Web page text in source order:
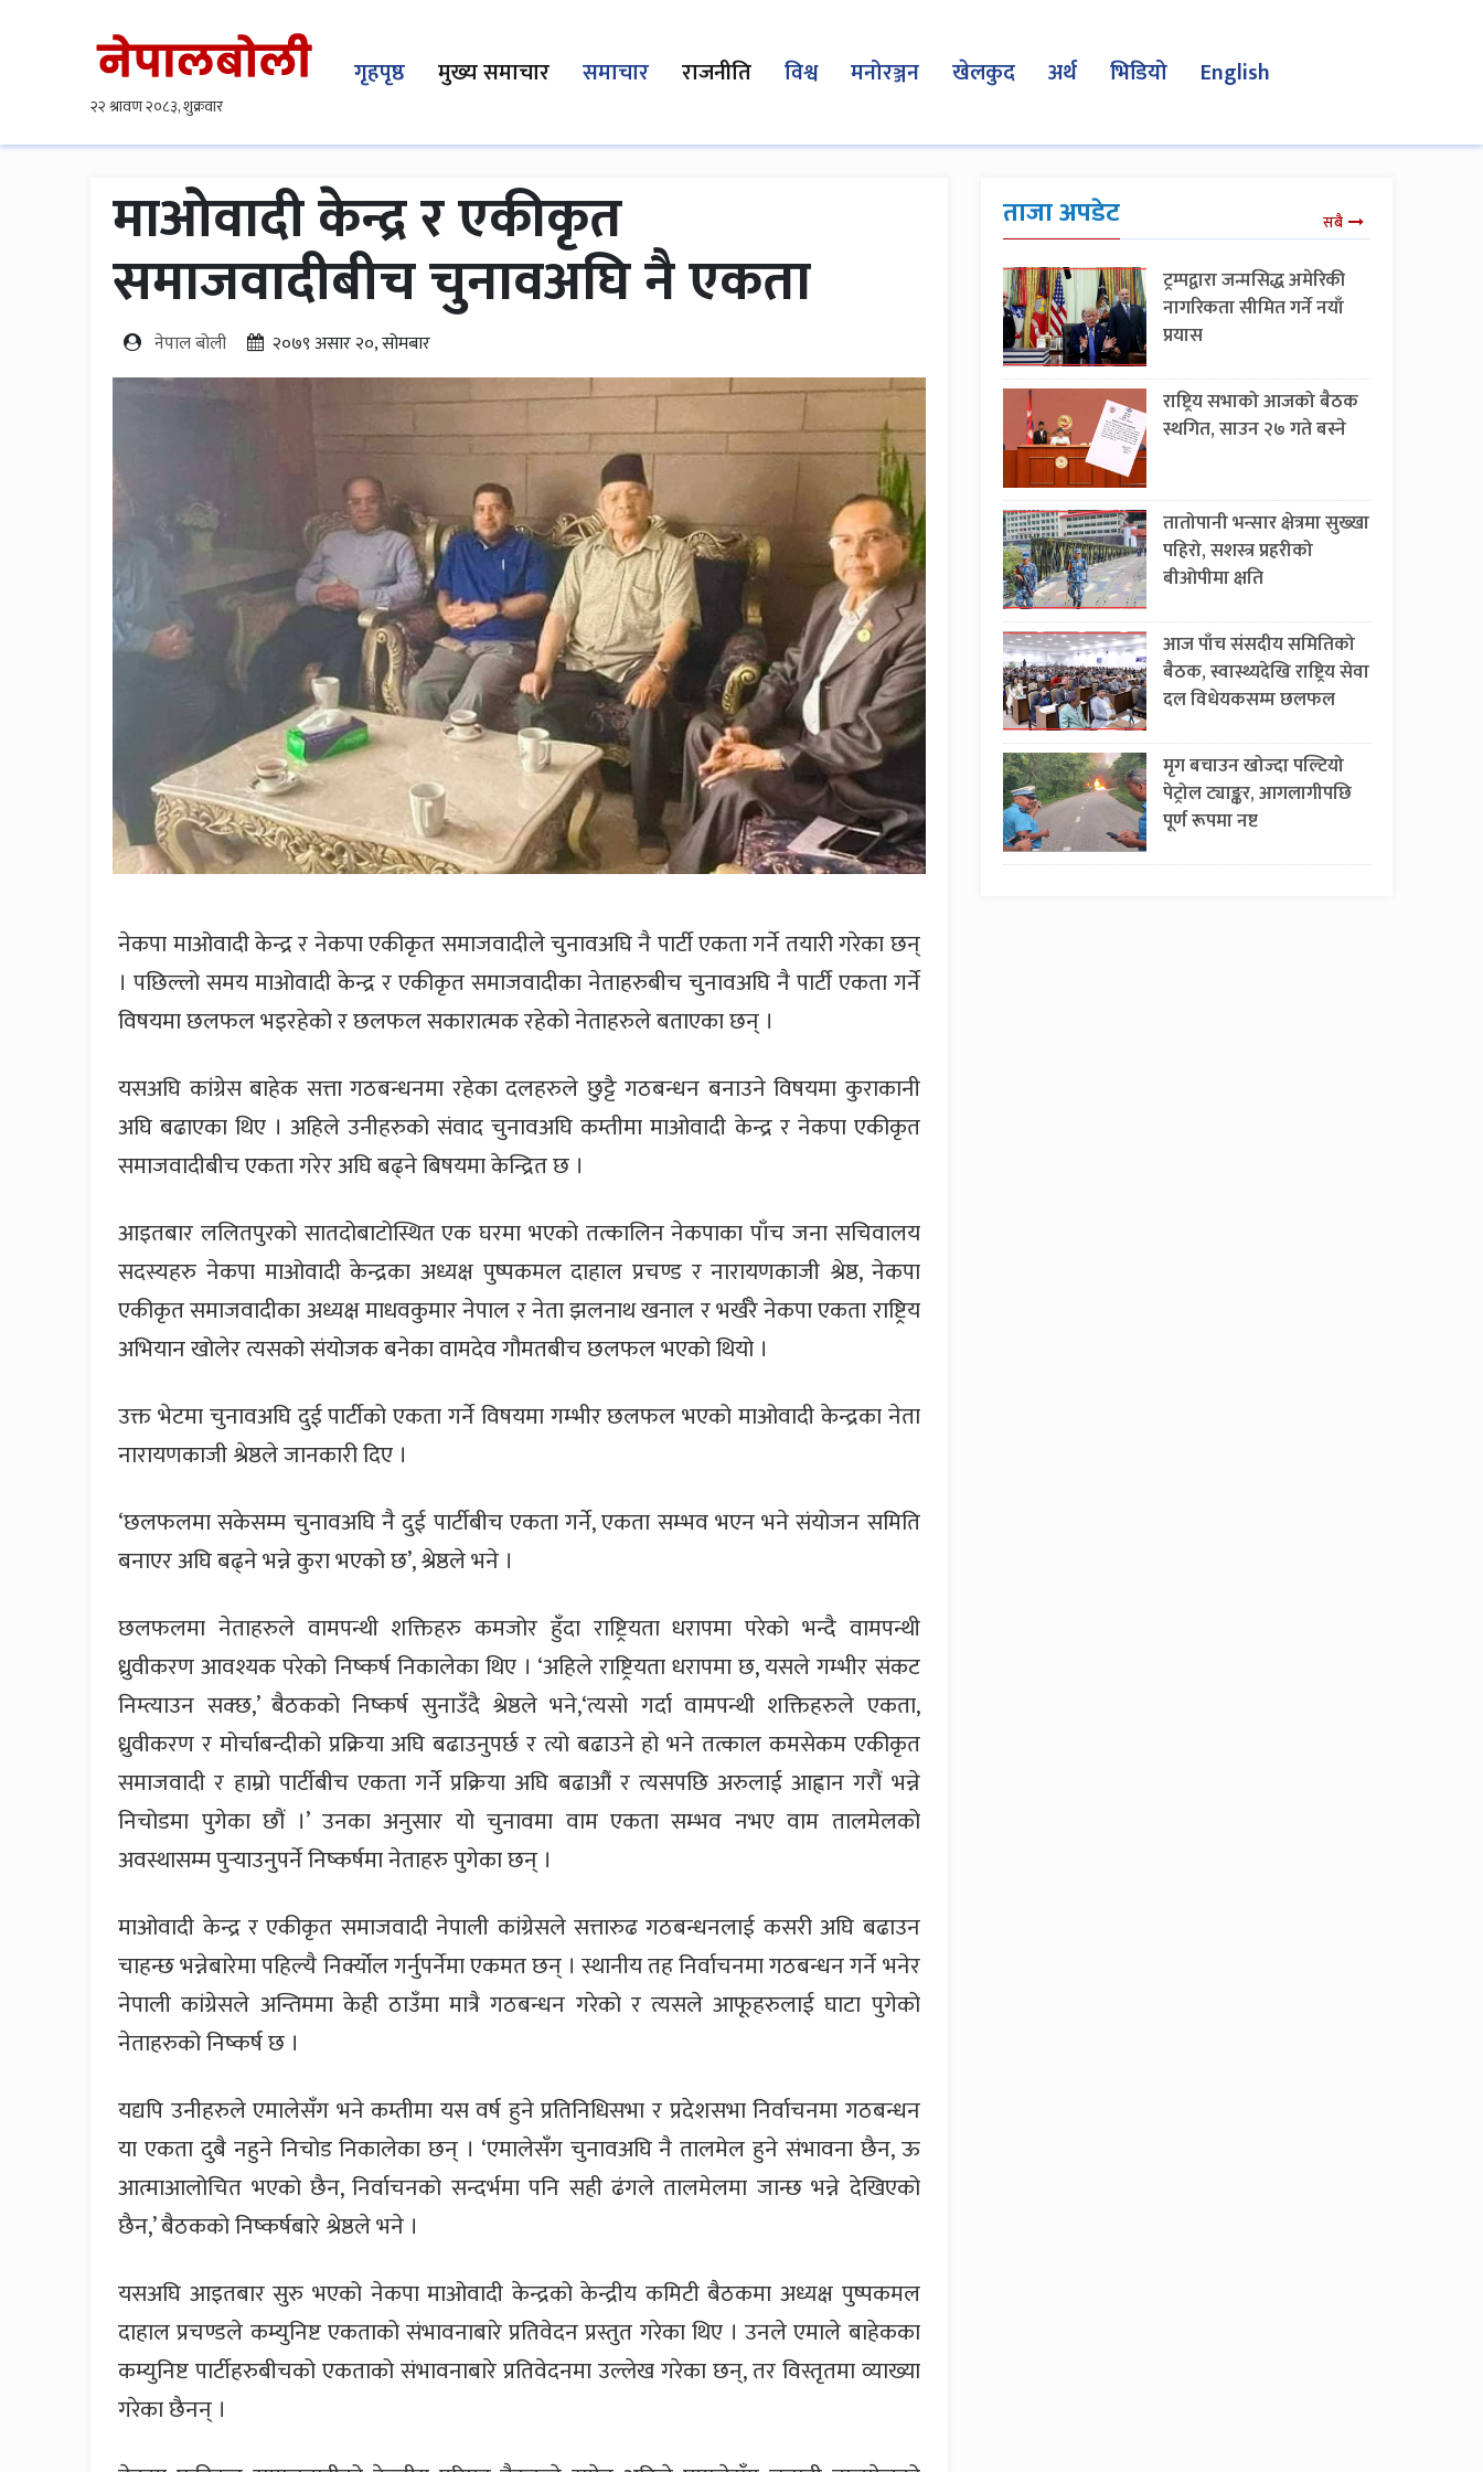
गृहपृष्ठ मुख्य समाचार समाचार राजनीति विश्व मनोरञ्जन खेलकुद अर्थ भिडियो English
माओवादी केन्द्र र एकीकृत
समाजवादीबीच चुनावअघि नै एकता
नेपाल बोली २०७९ असार २०, सोमबार
नेकपा माओवादी केन्द्र र नेकपा एकीकृत समाजवादीले चुनावअघि नै पार्टी एकता गर्ने तयारी गरेका छन्
। पछिल्लो समय माओवादी केन्द्र र एकीकृत समाजवादीका नेताहरुबीच चुनावअघि नै पार्टी एकता गर्ने
विषयमा छलफल भइरहेको र छलफल सकारात्मक रहेको नेताहरुले बताएका छन् ।
यसअघि कांग्रेस बाहेक सत्ता गठबन्धनमा रहेका दलहरुले छुट्टै गठबन्धन बनाउने विषयमा कुराकानी
अघि बढाएका थिए । अहिले उनीहरुको संवाद चुनावअघि कम्तीमा माओवादी केन्द्र र नेकपा एकीकृत
समाजवादीबीच एकता गरेर अघि बढ्ने बिषयमा केन्द्रित छ ।
आइतबार ललितपुरको सातदोबाटोस्थित एक घरमा भएको तत्कालिन नेकपाका पाँच जना सचिवालय
सदस्यहरु नेकपा माओवादी केन्द्रका अध्यक्ष पुष्पकमल दाहाल प्रचण्ड र नारायणकाजी श्रेष्ठ, नेकपा
एकीकृत समाजवादीका अध्यक्ष माधवकुमार नेपाल र नेता झलनाथ खनाल र भर्खरै नेकपा एकता राष्ट्रिय
अभियान खोलेर त्यसको संयोजक बनेका वामदेव गौमतबीच छलफल भएको थियो ।
उक्त भेटमा चुनावअघि दुई पार्टीको एकता गर्ने विषयमा गम्भीर छलफल भएको माओवादी केन्द्रका नेता
नारायणकाजी श्रेष्ठले जानकारी दिए ।
‘छलफलमा सकेसम्म चुनावअघि नै दुई पार्टीबीच एकता गर्ने, एकता सम्भव भएन भने संयोजन समिति
बनाएर अघि बढ्ने भन्ने कुरा भएको छ’, श्रेष्ठले भने ।
छलफलमा नेताहरुले वामपन्थी शक्तिहरु कमजोर हुँदा राष्ट्रियता धरापमा परेको भन्दै वामपन्थी
ध्रुवीकरण आवश्यक परेको निष्कर्ष निकालेका थिए । ‘अहिले राष्ट्रियता धरापमा छ, यसले गम्भीर संकट
निम्त्याउन सक्छ,’ बैठकको निष्कर्ष सुनाउँदै श्रेष्ठले भने,‘त्यसो गर्दा वामपन्थी शक्तिहरुले एकता,
ध्रुवीकरण र मोर्चाबन्दीको प्रक्रिया अघि बढाउनुपर्छ र त्यो बढाउने हो भने तत्काल कमसेकम एकीकृत
समाजवादी र हाम्रो पार्टीबीच एकता गर्ने प्रक्रिया अघि बढाऔं र त्यसपछि अरुलाई आह्वान गरौं भन्ने
निचोडमा पुगेका छौं ।’ उनका अनुसार यो चुनावमा वाम एकता सम्भव नभए वाम तालमेलको
अवस्थासम्म पुर्‍याउनुपर्ने निष्कर्षमा नेताहरु पुगेका छन् ।
माओवादी केन्द्र र एकीकृत समाजवादी नेपाली कांग्रेसले सत्तारुढ गठबन्धनलाई कसरी अघि बढाउन
चाहन्छ भन्नेबारेमा पहिल्यै निर्क्योल गर्नुपर्नेमा एकमत छन् । स्थानीय तह निर्वाचनमा गठबन्धन गर्ने भनेर
नेपाली कांग्रेसले अन्तिममा केही ठाउँमा मात्रै गठबन्धन गरेको र त्यसले आफूहरुलाई घाटा पुगेको
नेताहरुको निष्कर्ष छ ।
यद्यपि उनीहरुले एमालेसँग भने कम्तीमा यस वर्ष हुने प्रतिनिधिसभा र प्रदेशसभा निर्वाचनमा गठबन्धन
या एकता दुबै नहुने निचोड निकालेका छन् । ‘एमालेसँग चुनावअघि नै तालमेल हुने संभावना छैन, ऊ
आत्माआलोचित भएको छैन, निर्वाचनको सन्दर्भमा पनि सही ढंगले तालमेलमा जान्छ भन्ने देखिएको
छैन,’ बैठकको निष्कर्षबारे श्रेष्ठले भने ।
यसअघि आइतबार सुरु भएको नेकपा माओवादी केन्द्रको केन्द्रीय कमिटी बैठकमा अध्यक्ष पुष्पकमल
दाहाल प्रचण्डले कम्युनिष्ट एकताको संभावनाबारे प्रतिवेदन प्रस्तुत गरेका थिए । उनले एमाले बाहेकका
कम्युनिष्ट पार्टीहरुबीचको एकताको संभावनाबारे प्रतिवेदनमा उल्लेख गरेका छन्, तर विस्तृतमा व्याख्या
गरेका छैनन् ।
ताजा अपडेट सबै
ट्रम्पद्वारा जन्मसिद्ध अमेरिकी
नागरिकता सीमित गर्ने नयाँ
प्रयास
राष्ट्रिय सभाको आजको बैठक
स्थगित, साउन २७ गते बस्ने
तातोपानी भन्सार क्षेत्रमा सुख्खा
पहिरो, सशस्त्र प्रहरीको
बीओपीमा क्षति
आज पाँच संसदीय समितिको
बैठक, स्वास्थ्यदेखि राष्ट्रिय सेवा
दल विधेयकसम्म छलफल
मृग बचाउन खोज्दा पल्टियो
पेट्रोल ट्याङ्कर, आगलागीपछि
पूर्ण रूपमा नष्ट